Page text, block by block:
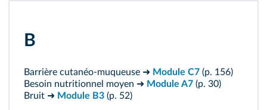
B
Barrière cutanéo-muqueuse ➜ Module C7 (p. 156)
Besoin nutritionnel moyen ➜ Module A7 (p. 30)
Bruit ➜ Module B3 (p. 52)